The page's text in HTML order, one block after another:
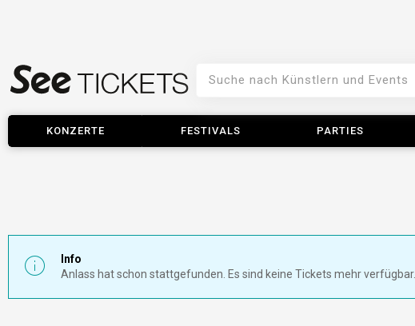
KONZERTE FESTIVALS PARTIES
Info
Anlass hat schon stattgefunden. Es sind keine Tickets mehr verfügbar.